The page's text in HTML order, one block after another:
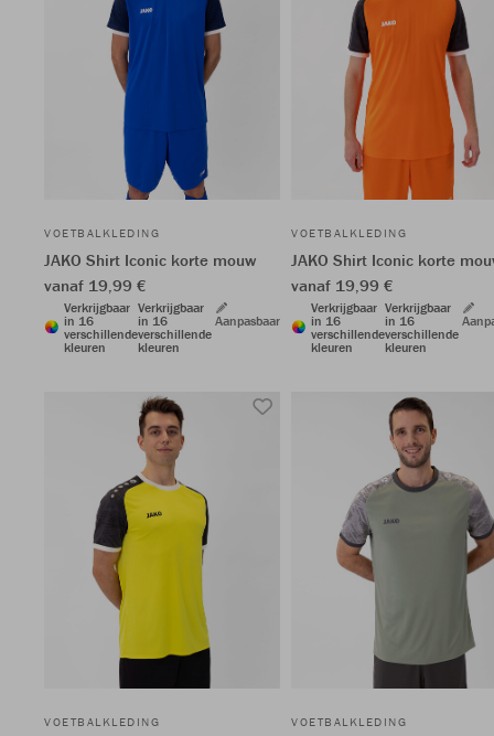
VOETBALKLEDING
JAKO Shirt Iconic korte mouw
vanaf 19,99 €
Verkrijgbaar
in 16
verschillende
kleuren
Verkrijgbaar
in 16
verschillende
kleuren
Aanpasbaar
VOETBALKLEDING
JAKO Shirt Iconic korte
vanaf 19,99 €
Verkrijgbaar
in 16
verschillende
kleuren
Verkrijgbaar
in 16
verschillende
kleuren
VOETBALKLEDING VOETBALKLEDING